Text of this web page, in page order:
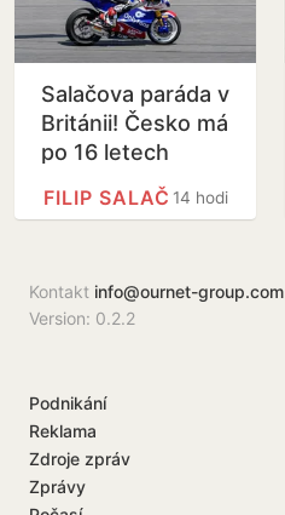
Salačova paráda v
Británii! Česko má
po 16 letech
znovu vítěze
závodu Moto214 hodin
FILIP SALAČ
Kontakt info@ournet-group.com
Version: 0.2.2
Podnikání
Reklama
Zdroje zpráv
Zprávy